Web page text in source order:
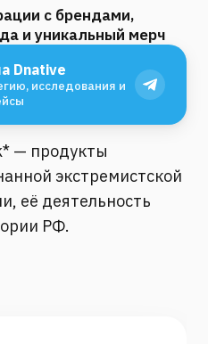
с брендами,
и уникальный мерч
Dnative
исследования и
— продукты
экстремистской
её деятельность
РФ.